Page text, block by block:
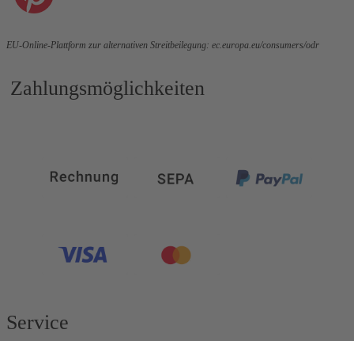
EU-Online-Plattform zur alternativen Streitbeilegung: ec.europa.eu/consumers/odr
Zahlungsmöglichkeiten
Service